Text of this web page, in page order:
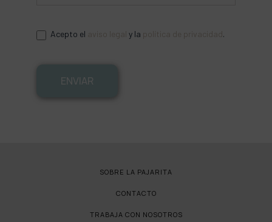
Acepto el y la .
ENVIAR
SOBRE LA PAJARITA
CONTACTO
TRABAJA CON NOSOTROS